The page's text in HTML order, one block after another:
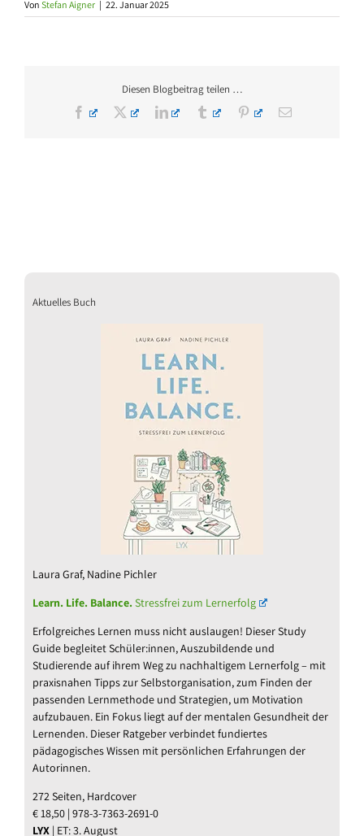
Von Stefan Aigner | 22. Januar 2025
Diesen Blogbeitrag teilen …
Facebook
X LinkedInTumblr PinterestE-
Aktuelles Buch
Laura Graf, Nadine Pichler
Learn. Life. Balance.Stressfrei zum Lernerfolg
Erfolgreiches Lernen muss nicht auslaugen! Dieser Study
Guide begleitet Schüler:innen, Auszubildende und
Studierende auf ihrem Weg zu nachhaltigem Lernerfolg – mit
praxisnahen Tipps zur Selbstorganisation, zum Finden der
passenden Lernmethode und Strategien, um Motivation
aufzubauen. Ein Fokus liegt auf der mentalen Gesundheit der
Lernenden. Dieser Ratgeber verbindet fundiertes
pädagogisches Wissen mit persönlichen Erfahrungen der
Autorinnen.
272 Seiten, Hardcover
€ 18,50 | 978-3-7363-2691-0
LYX | ET: 3. August